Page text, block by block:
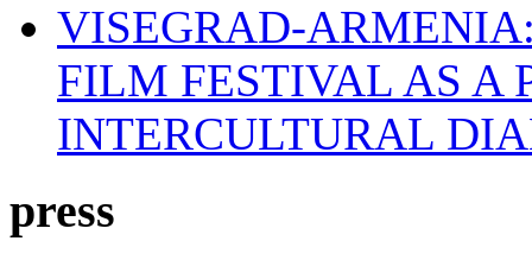
VISEGRAD-
FILM FESTIVAL AS A
INTERCULTURAL
press